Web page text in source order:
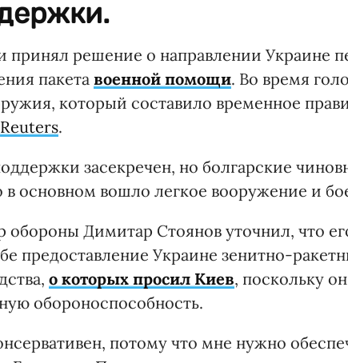
принял решение о направлении Украине
пакета военной помощи. Во время
который составило временное
Reuters.
засекречен, но болгарские
в основном вошло легкое вооружение и
Димитар Стоянов уточнил, что
предоставление Украине зенитно-
о которых просил Киев, поскольку
обороноспособность.
потому что мне нужно